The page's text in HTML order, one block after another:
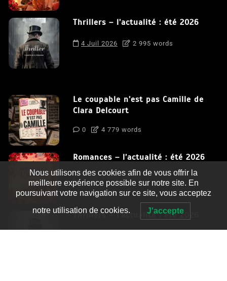
Thrillers – l’actualité : été 2026
4 Juil 2026 2 995 words
Le coupable n’est pas Camille de
Clara Delcourt
0 4 779 words
Romances – l’actualité : été 2026
0 3 052 words
Thrillers – l’actualité : été 2026
Nous utilisons des cookies afin de vous offrir la
meilleure expérience possible sur notre site. En
poursuivant votre navigation sur ce site, vous acceptez
notre utilisation de cookies. J'accepte